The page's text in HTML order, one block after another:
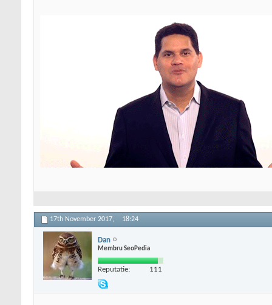
17th November 2017, 18:24
Dan
Membru SeoPedia
Reputatie: 111